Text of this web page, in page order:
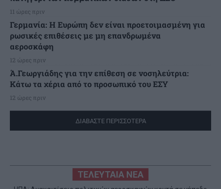
11 ώρες πριν
Γερμανία: Η Ευρώπη δεν είναι προετοιμασμένη για
ρωσικές επιθέσεις με μη επανδρωμένα
αεροσκάφη
12 ώρες πριν
Ά.Γεωργιάδης για την επίθεση σε νοσηλεύτρια:
Κάτω τα χέρια από το προσωπικό του ΕΣΥ
12 ώρες πριν
ΔΙΑΒΑΣΤΕ ΠΕΡΙΣΣΟΤΕΡΑ